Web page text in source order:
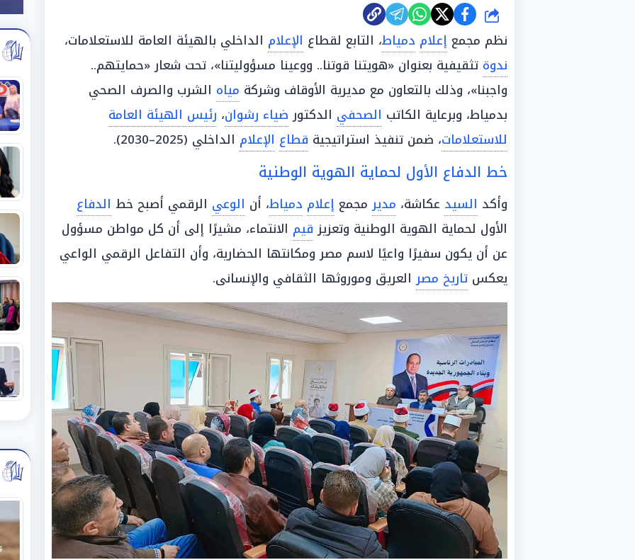
شارك
نظم مجمع إعلام دمياط، التابع لقطاع الإعلام الداخلي بالهيئة العامة للاستعلامات،
ندوة تثقيفية بعنوان «هويتنا قوتنا.. ووعينا مسؤوليتنا»، تحت شعار «حمايتهم..
واجبنا»، وذلك بالتعاون مع مديرية الأوقاف وشركة مياه الشرب والصرف الصحي
بدمياط، وبرعاية الكاتب الصحفي الدكتورضياء رشوان، رئيس الهيئة العامة
للاستعلامات، ضمن تنفيذ استراتيجية قطاع الإعلام الداخلي (2025–2030).
خط الدفاع الأول لحماية الهوية الوطنية
وأكد السيد عكاشة، مديرمجمع إعلام دمياط، أن الوعي الرقمي أصبح خط الدفاع
الأول لحماية الهوية الوطنية وتعزيزقيم الانتماء، مشيرًا إلى أن كل مواطن مسؤول
عن أن يكون سفيرًا واعيًا لاسم مصر ومكانتها الحضارية، وأن التفاعل الرقمي الواعي
يعكس تاريخ مصرالعريق وموروثها الثقافي والإنسانى.